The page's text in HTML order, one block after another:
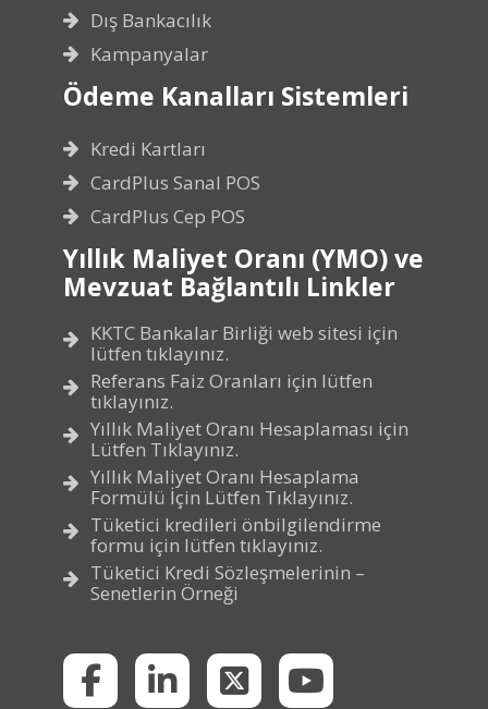
Dış Bankacılık
Kampanyalar
Ödeme Kanalları Sistemleri
Kredi Kartları
CardPlus Sanal POS
CardPlus Cep POS
Yıllık Maliyet Oranı (YMO) ve
Mevzuat Bağlantılı Linkler
KKTC Bankalar Birliği web sitesi için
lütfen tıklayınız.
Referans Faiz Oranları için lütfen
tıklayınız.
Yıllık Maliyet Oranı Hesaplaması için
Lütfen Tıklayınız.
Yıllık Maliyet Oranı Hesaplama
Formülü İçin Lütfen Tıklayınız.
Tüketici kredileri önbilgilendirme
formu için lütfen tıklayınız.
Tüketici Kredi Sözleşmelerinin –
Senetlerin Örneği